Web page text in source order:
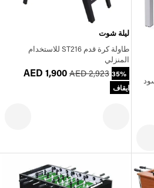
ليلة شوت
طاولة كرة قدم ST216 للاستخدام
المنزلي
AED 1,900 AED 2,923 35%
ايقاف